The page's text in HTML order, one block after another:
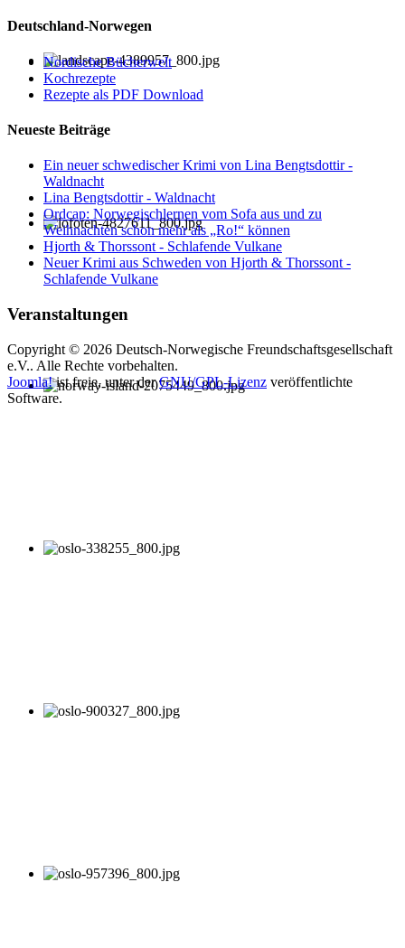
Deutschland-Norwegen
Nordische Bücherwelt
Kochrezepte
Rezepte als PDF Download
Neueste Beiträge
Ein neuer schwedischer Krimi von Lina Bengtsdottir -
Waldnacht
Lina Bengtsdottir - Waldnacht
Ordcap: Norwegischlernen vom Sofa aus und zu
Weihnachten schon mehr als „Ro!“ können
Hjorth & Thorssont - Schlafende Vulkane
Neuer Krimi aus Schweden von Hjorth & Thorssont -
Schlafende Vulkane
Veranstaltungen
Copyright © 2026 Deutsch-Norwegische Freundschaftsgesellschaft
e.V.. Alle Rechte vorbehalten.
Joomla!ist freie, unter derGNU/GPL-Lizenz veröffentlichte
Software.